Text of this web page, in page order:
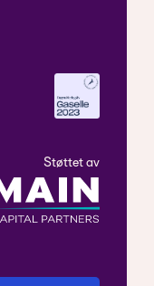
Støttet av